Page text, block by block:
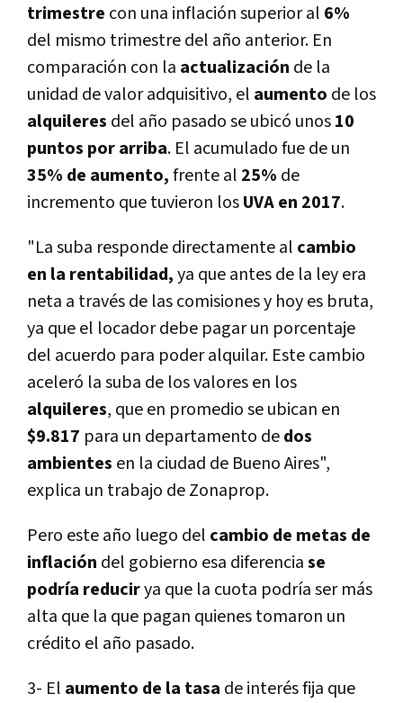
trimestre con una inflación superior al 6%
del mismo trimestre del año anterior. En
comparación con la actualización de la
unidad de valor adquisitivo, el aumento de los
alquileres del año pasado se ubicó unos10
puntos por arriba. El acumulado fue de un
35% de aumento,frente al 25% de
incremento que tuvieron losUVA en 2017.
"La suba responde directamente al cambio
en la rentabilidad,ya que antes de la ley era
neta a través de las comisiones y hoy es bruta,
ya que el locador debe pagar un porcentaje
del acuerdo para poder alquilar. Este cambio
aceleró la suba de los valores en los
alquileres, que en promedio se ubican en
$9.817 para un departamento dedos
ambientes en la ciudad de Bueno Aires",
explica un trabajo de Zonaprop.
Pero este año luego del cambio de metas de
inflación del gobierno esa diferenciase
podrí­a reducirya que la cuota podrí­a ser más
alta que la que pagan quienes tomaron un
crédito el año pasado.
3- El aumento de la tasa de interés fija que